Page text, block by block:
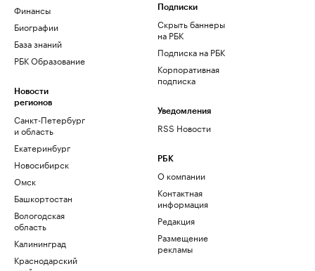
Финансы
Биографии
База знаний
РБК Образование
Новости
регионов
Санкт-Петербург
и область
Екатеринбург
Новосибирск
Омск
Башкортостан
Вологодская
область
Калининград
Краснодарский
Подписки
Скрыть баннеры
на РБК
Подписка на РБК
Корпоративная
подписка
Уведомления
RSS Новости
РБК
О компании
Контактная
информация
Редакция
Размещение
рекламы